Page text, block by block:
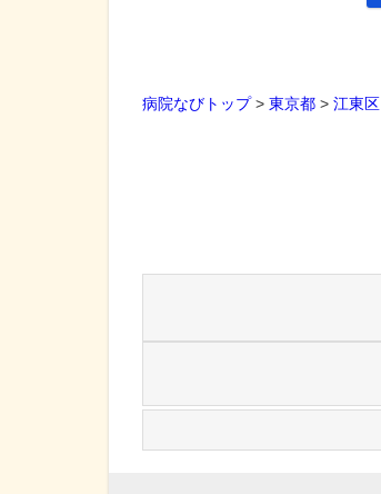
病院なびトップ> 東京都 > 江東区